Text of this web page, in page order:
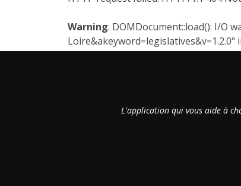
Warning: DOMDocument::load(): I/O
Loire&akeyword=legislatives&v=1.2.0"
L'application qui vous aide à